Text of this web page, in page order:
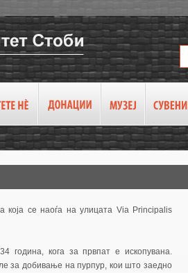
се наоѓа на улицата Via Principalis
година, кога за првпат е ископувана.
за добивање на пурпур, кои што заедно